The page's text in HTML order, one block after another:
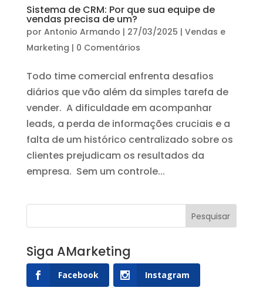
Sistema de CRM: Por que sua equipe de
vendas precisa de um?
por Antonio Armando | 27/03/2025 | Vendas e
Marketing | 0 Comentários
Todo time comercial enfrenta desafios
diários que vão além da simples tarefa de
vender. A dificuldade em acompanhar
leads, a perda de informações cruciais e a
falta de um histórico centralizado sobre os
clientes prejudicam os resultados da
empresa. Sem um controle...
Siga AMarketing
Facebook Instagram